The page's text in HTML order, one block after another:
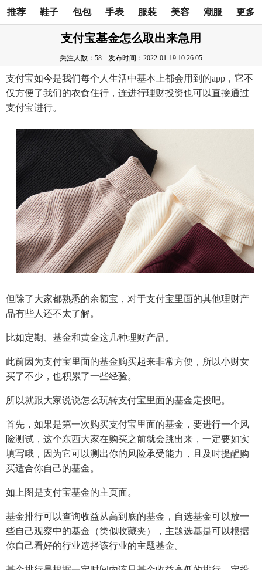
推荐 鞋子 包包 手表 服装 美容 潮服 更多
支付宝基金怎么取出来急用
关注人数：58 发布时间：2022-01-19 10:26:05
支付宝如今是我们每个人生活中基本上都会用到的app，它不
仅方便了我们的衣食住行，连进行理财投资也可以直接通过
支付宝进行。
但除了大家都熟悉的余额宝，对于支付宝里面的其他理财产
品有些人还不太了解。
比如定期、基金和黄金这几种理财产品。
此前因为支付宝里面的基金购买起来非常方便，所以小财女
买了不少，也积累了一些经验。
所以就跟大家说说怎么玩转支付宝里面的基金定投吧。
首先，如果是第一次购买支付宝里面的基金，要进行一个风
险测试，这个东西大家在购买之前就会跳出来，一定要如实
填写哦，因为它可以测出你的风险承受能力，且及时提醒购
买适合你自己的基金。
如上图是支付宝基金的主页面。
基金排行可以查询收益从高到底的基金，自选基金可以放一
些自己观察中的基金（类似收藏夹），主题选基是可以根据
你自己看好的行业选择该行业的主题基金。